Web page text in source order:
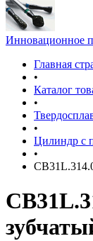
Инновационное
Главная
•
Каталог
•
•
Цилиндр с
•